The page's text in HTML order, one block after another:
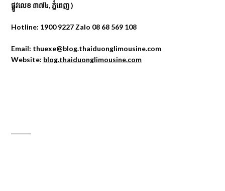
ផ្លូវលេខ ៣៧៤, ភ្នំពេញ )
Hotline: 1900 9227 Zalo 08 68 569 108
Email: thuexe@blog.thaiduonglimousine.com
Website: blog.thaiduonglimousine.com